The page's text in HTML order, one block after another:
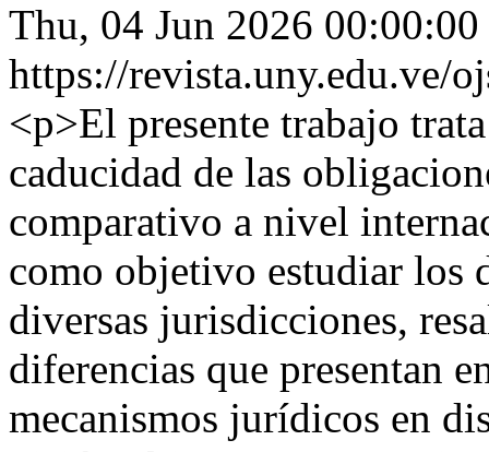
Thu, 04 Jun 2026
https://revista.uny.edu.ve/
<p>El presente trabajo
caducidad de las
comparativo a nivel
como objetivo estudiar los
diversas jurisdicciones,
diferencias que presentan
mecanismos jurídicos en